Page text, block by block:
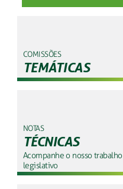
COMISSÕES
TEMÁTICAS
NOTAS
TÉCNICAS
Acompanhe o nosso trabalho
legislativo